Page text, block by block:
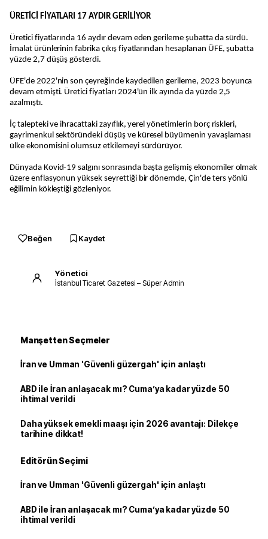
ÜRETİCİ FİYATLARI 17 AYDIR GERİLİYOR
Üretici fiyatlarında 16 aydır devam eden gerileme şubatta da sürdü.
İmalat ürünlerinin fabrika çıkış fiyatlarından hesaplanan ÜFE, şubatta
yüzde 2,7 düşüş gösterdi.
ÜFE'de 2022'nin son çeyreğinde kaydedilen gerileme, 2023 boyunca
devam etmişti. Üretici fiyatları 2024'ün ilk ayında da yüzde 2,5
azalmıştı.
İç talepteki ve ihracattaki zayıflık, yerel yönetimlerin borç riskleri,
gayrimenkul sektöründeki düşüş ve küresel büyümenin yavaşlaması
ülke ekonomisini olumsuz etkilemeyi sürdürüyor.
Dünyada Kovid-19 salgını sonrasında başta gelişmiş ekonomiler olmak
üzere enflasyonun yüksek seyrettiği bir dönemde, Çin'de ters yönlü
eğilimin kökleştiği gözleniyor.
Beğen Kaydet
Yönetici
İstanbul Ticaret Gazetesi – Süper Admin
Manşetten Seçmeler
İran ve Umman 'Güvenli güzergah' için anlaştı
ABD ile İran anlaşacak mı? Cuma’ya kadar yüzde 50
ihtimal verildi
Daha yüksek emekli maaşı için 2026 avantajı: Dilekçe
tarihine dikkat!
Editörün Seçimi
İran ve Umman 'Güvenli güzergah' için anlaştı
ABD ile İran anlaşacak mı? Cuma’ya kadar yüzde 50
ihtimal verildi